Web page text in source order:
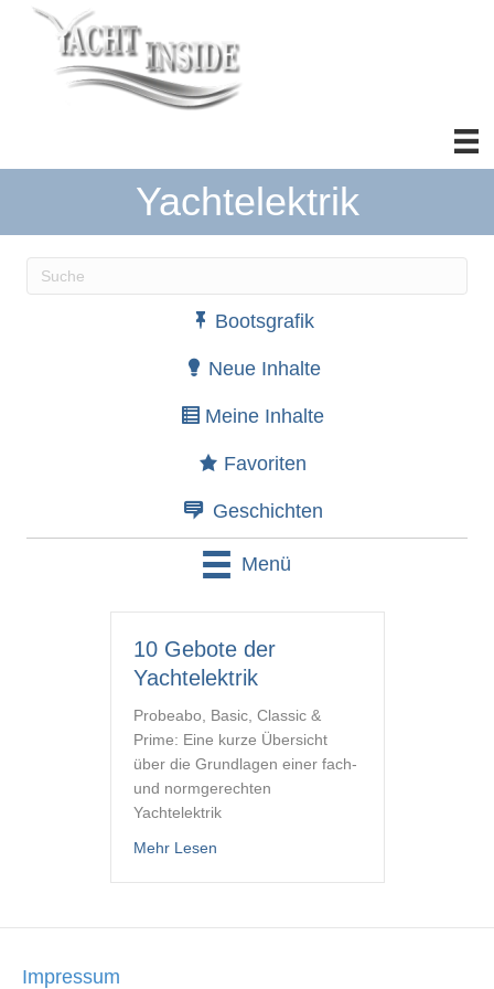
Yachtelektrik
Wenn die Ergebnisse der automatischen
Bootsgrafik
Neue Inhalte
Meine Inhalte
Favoriten
Geschichten
Menü
10 Gebote der
Yachtelektrik
Probeabo, Basic, Classic &
Prime: Eine kurze Übersicht
über die Grundlagen einer fach-
und normgerechten
Yachtelektrik
Mehr Lesenabout 10 Gebote der Yachtelektrik
Impressum